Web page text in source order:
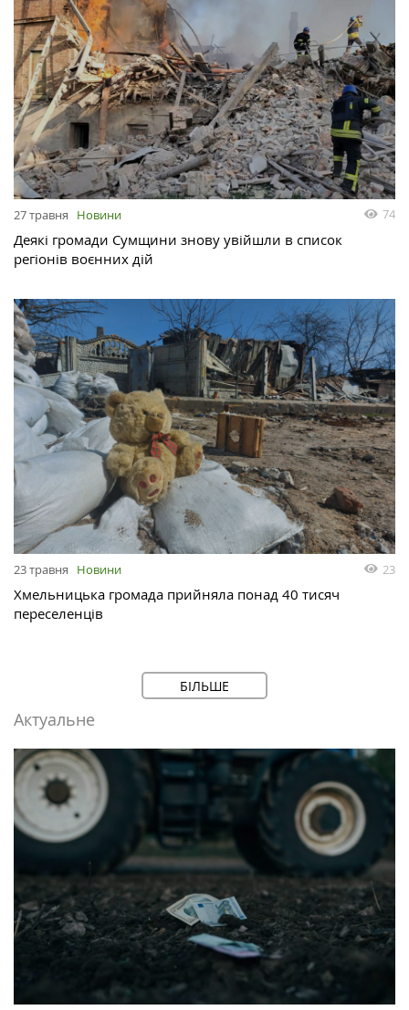
27 травня Новини 74
Деякі громади Сумщини знову увійшли в список
регіонів воєнних дій
23 травня Новини 23
Хмельницька громада прийняла понад 40 тисяч
переселенців
БІЛЬШЕ
Актуальне